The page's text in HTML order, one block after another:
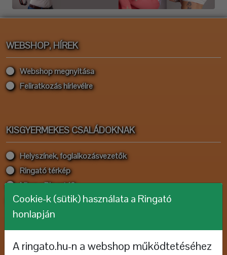
WEBSHOP, HÍREK
Webshop megnyitása
Feliratkozás hírlevélre
KISGYERMEKES CSALÁDOKNAK
Helyszínek, foglalkozásvezetők
Ringató térkép
Mi az a Ringató?
Bemutatkozás - családoknak
SZAKMAI ÉRDEKLŐDŐKNEK
Cookie-k (sütik) használata a Ringató
honlapján
A ringato.hu-n a webshop működtetéséhez